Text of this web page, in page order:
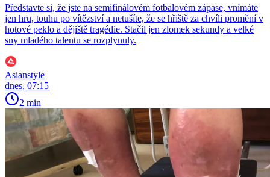
Představte si, že jste na semifinálovém fotbalovém zápase, vnímáte
jen hru, touhu po vítězství a netušíte, že se hřiště za chvíli promění v
hotové peklo a dějiště tragédie. Stačil jen zlomek sekundy a velké
sny mladého talentu se rozplynuly.
Asianstyle
dnes, 07:15
2 min